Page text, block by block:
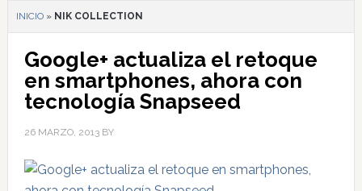
INICIO» NIK COLLECTION
Google+ actualiza el retoque
en smartphones, ahora con
tecnología Snapseed
26 MARZO, 2013BY